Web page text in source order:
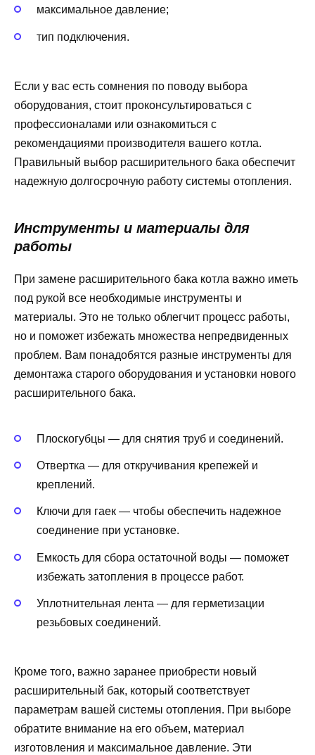
максимальное давление;
тип подключения.
Если у вас есть сомнения по поводу выбора
оборудования, стоит проконсультироваться с
профессионалами или ознакомиться с
рекомендациями производителя вашего котла.
Правильный выбор расширительного бака обеспечит
надежную долгосрочную работу системы отопления.
Инструменты и материалы для
работы
При замене расширительного бака котла важно иметь
под рукой все необходимые инструменты и
материалы. Это не только облегчит процесс работы,
но и поможет избежать множества непредвиденных
проблем. Вам понадобятся разные инструменты для
демонтажа старого оборудования и установки нового
расширительного бака.
Плоскогубцы — для снятия труб и соединений.
Отвертка — для откручивания крепежей и
креплений.
Ключи для гаек — чтобы обеспечить надежное
соединение при установке.
Емкость для сбора остаточной воды — поможет
избежать затопления в процессе работ.
Уплотнительная лента — для герметизации
резьбовых соединений.
Кроме того, важно заранее приобрести новый
расширительный бак, который соответствует
параметрам вашей системы отопления. При выборе
обратите внимание на его объем, материал
изготовления и максимальное давление. Эти